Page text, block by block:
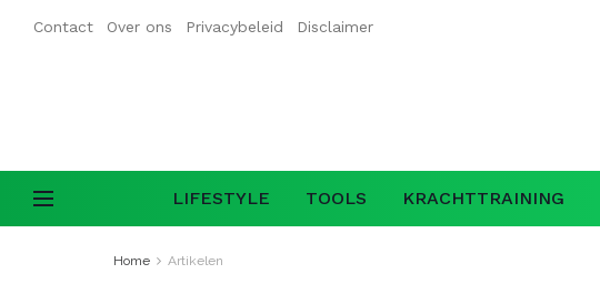
Contact Over ons Privacybeleid Disclaimer
LIFESTYLE TOOLS KRACHTTRAINING
Home Artikelen